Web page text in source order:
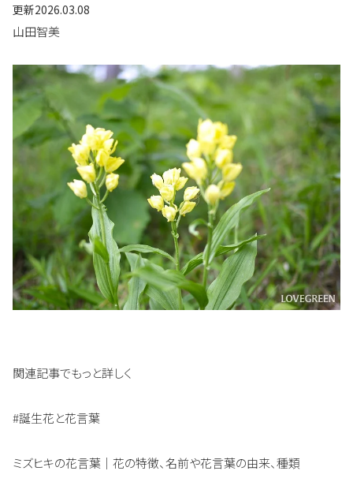
更新2026.03.08
山田智美
関連記事でもっと詳しく
#誕生花と花言葉
ミズヒキの花言葉｜花の特徴、名前や花言葉の由来、種類